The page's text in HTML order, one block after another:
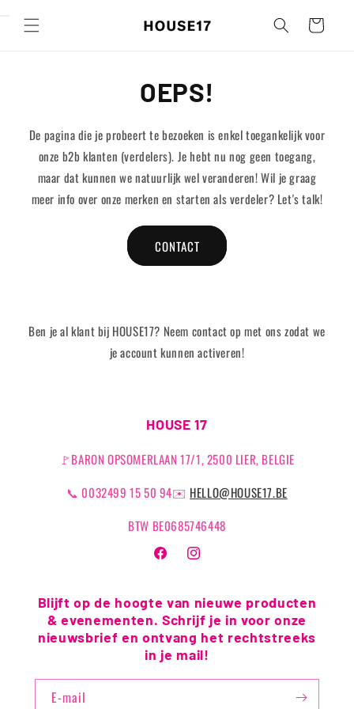
naar de
content
Winkelwagen
OEPS!
De pagina die je probeert te bezoeken is enkel toegankelijk voor
onze b2b klanten (verdelers). Je hebt nu nog geen toegang,
maar dat kunnen we natuurlijk wel veranderen! Wil je graag
meer info over onze merken en starten als verdeler? Let's talk!
CONTACT
Ben je al klant bij HOUSE17? Neem contact op met ons zodat we
je account kunnen activeren!
HOUSE 17
🚩BARON OPSOMERLAAN 17/1, 2500 LIER, BELGIE
📞 0032499 15 50 94✉️ HELLO@HOUSE17.BE
BTW BE0685746448
FacebookInstagram
Blijft op de hoogte van nieuwe producten
& evenementen. Schrijf je in voor onze
nieuwsbrief en ontvang het rechtstreeks
in je mail!
E‑mail